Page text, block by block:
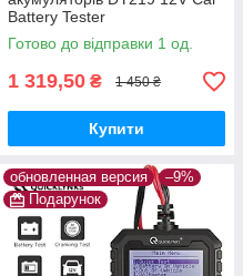
Battery Tester
Готово до відправки 1 од.
1 319,50 ₴ 1 450 ₴
Купити
обновленная версия
–9%
Подарунок